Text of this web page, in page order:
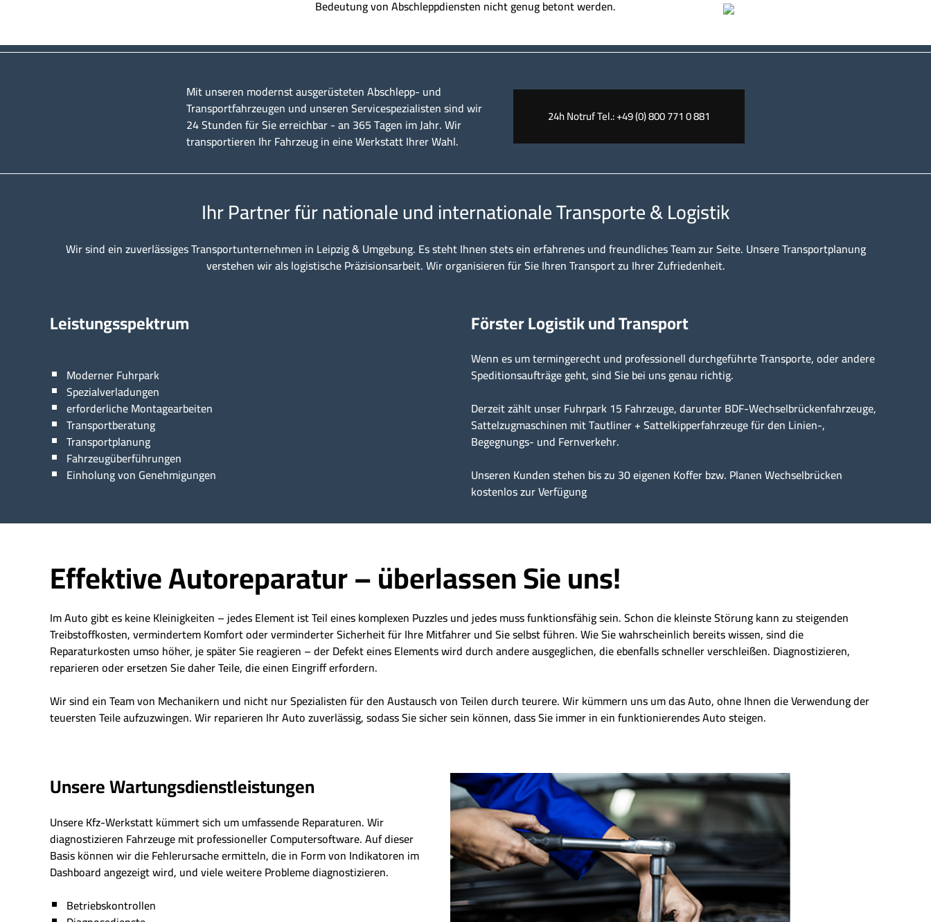
Bedeutung von Abschleppdiensten nicht genug betont werden.
Mit unseren modernst ausgerüsteten Abschlepp- und
Transportfahrzeugen und unseren Servicespezialisten sind wir
24 Stunden für Sie erreichbar - an 365 Tagen im Jahr. Wir
transportieren Ihr Fahrzeug in eine Werkstatt Ihrer Wahl.
24h Notruf Tel.: +49 (0) 800 771 0 881
Ihr Partner für nationale und internationale Transporte & Logistik
Wir sind ein zuverlässiges Transportunternehmen in Leipzig & Umgebung. Es steht Ihnen stets ein erfahrenes und freundliches Team zur Seite. Unsere Transportplanung
verstehen wir als logistische Präzisionsarbeit. Wir organisieren für Sie Ihren Transport zu Ihrer Zufriedenheit.
Leistungsspektrum
Moderner Fuhrpark
Spezialverladungen
erforderliche Montagearbeiten
Transportberatung
Transportplanung
Fahrzeugüberführungen
Einholung von Genehmigungen
Förster Logistik und Transport
Wenn es um termingerecht und professionell durchgeführte Transporte, oder andere
Speditionsaufträge geht, sind Sie bei uns genau richtig.
Derzeit zählt unser Fuhrpark 15 Fahrzeuge, darunter BDF-Wechselbrückenfahrzeuge,
Sattelzugmaschinen mit Tautliner + Sattelkipperfahrzeuge für den Linien-,
Begegnungs- und Fernverkehr.
Unseren Kunden stehen bis zu 30 eigenen Koffer bzw. Planen Wechselbrücken
kostenlos zur Verfügung
Effektive Autoreparatur – überlassen Sie uns!
Im Auto gibt es keine Kleinigkeiten – jedes Element ist Teil eines komplexen Puzzles und jedes muss funktionsfähig sein. Schon die kleinste Störung kann zu steigenden
Treibstoffkosten, vermindertem Komfort oder verminderter Sicherheit für Ihre Mitfahrer und Sie selbst führen. Wie Sie wahrscheinlich bereits wissen, sind die
Reparaturkosten umso höher, je später Sie reagieren – der Defekt eines Elements wird durch andere ausgeglichen, die ebenfalls schneller verschleißen. Diagnostizieren,
reparieren oder ersetzen Sie daher Teile, die einen Eingriff erfordern.
Wir sind ein Team von Mechanikern und nicht nur Spezialisten für den Austausch von Teilen durch teurere. Wir kümmern uns um das Auto, ohne Ihnen die Verwendung der
teuersten Teile aufzuzwingen. Wir reparieren Ihr Auto zuverlässig, sodass Sie sicher sein können, dass Sie immer in ein funktionierendes Auto steigen.
Unsere Wartungsdienstleistungen
Unsere Kfz-Werkstatt kümmert sich um umfassende Reparaturen. Wir
diagnostizieren Fahrzeuge mit professioneller Computersoftware. Auf dieser
Basis können wir die Fehlerursache ermitteln, die in Form von Indikatoren im
Dashboard angezeigt wird, und viele weitere Probleme diagnostizieren.
Betriebskontrollen